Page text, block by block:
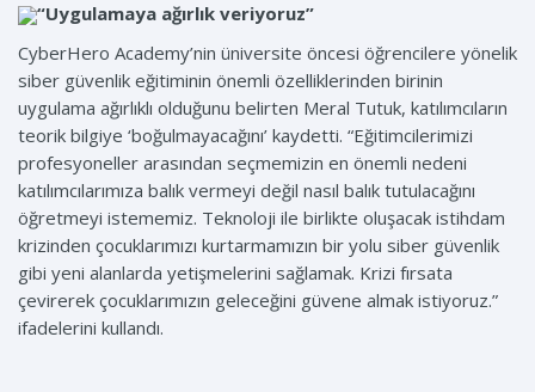
“Uygulamaya ağırlık veriyoruz”
CyberHero Academy’nin üniversite öncesi öğrencilere yönelik
siber güvenlik eğitiminin önemli özelliklerinden birinin
uygulama ağırlıklı olduğunu belirten Meral Tutuk, katılımcıların
teorik bilgiye ‘boğulmayacağını’ kaydetti. “Eğitimcilerimizi
profesyoneller arasından seçmemizin en önemli nedeni
katılımcılarımıza balık vermeyi değil nasıl balık tutulacağını
öğretmeyi istememiz. Teknoloji ile birlikte oluşacak istihdam
krizinden çocuklarımızı kurtarmamızın bir yolu siber güvenlik
gibi yeni alanlarda yetişmelerini sağlamak. Krizi fırsata
çevirerek çocuklarımızın geleceğini güvene almak istiyoruz.”
ifadelerini kullandı.